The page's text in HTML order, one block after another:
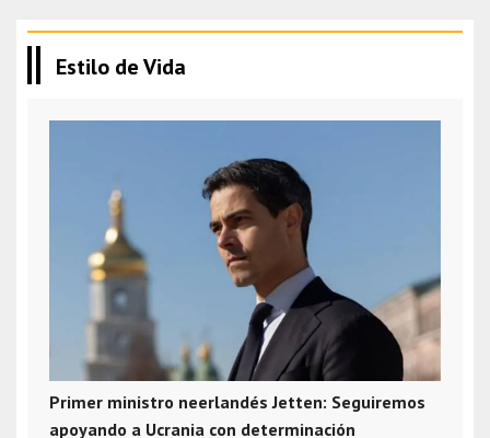
Estilo de Vida
Primer ministro neerlandés Jetten: Seguiremos
apoyando a Ucrania con determinación